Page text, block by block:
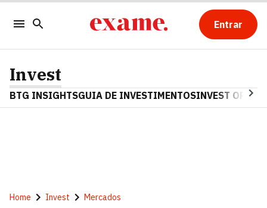
Entrar
Invest
BTG INSIGHTSGUIA DE INVESTIMENTOSINVEST OPINA
Home Invest Mercados